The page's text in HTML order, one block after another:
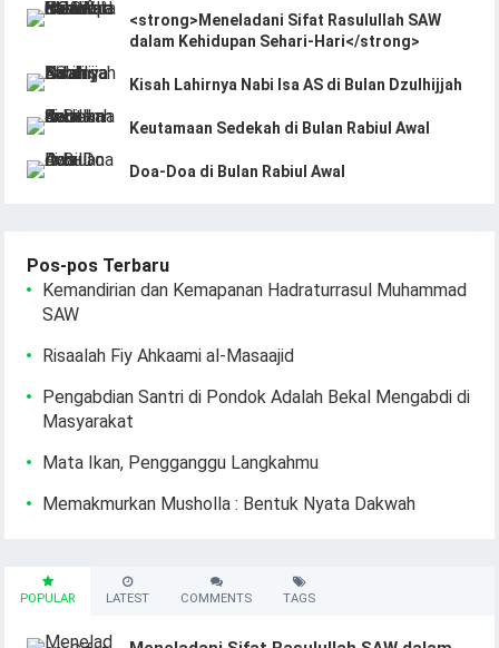
<strong>Meneladani Sifat Rasulullah SAW
dalam Kehidupan Sehari-Hari</strong>
Kisah Lahirnya Nabi Isa AS di Bulan Dzulhijjah
Keutamaan Sedekah di Bulan Rabiul Awal
Doa-Doa di Bulan Rabiul Awal
Pos-pos Terbaru
Kemandirian dan Kemapanan Hadraturrasul Muhammad
SAW
Risaalah Fiy Ahkaami al-Masaajid
Pengabdian Santri di Pondok Adalah Bekal Mengabdi di
Masyarakat
Mata Ikan, Pengganggu Langkahmu
Memakmurkan Musholla : Bentuk Nyata Dakwah
POPULAR LATEST COMMENTS TAGS